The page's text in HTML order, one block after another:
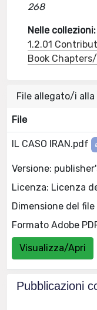
268
Nelle collezioni:
1.2.01
Book
File allegato/i alla
File
IL CASO IRAN.pdf
Versione:
Licenza: Licenza
Dimensione del file
Formato Adobe
Visualizza/Apri
Pubblicazioni